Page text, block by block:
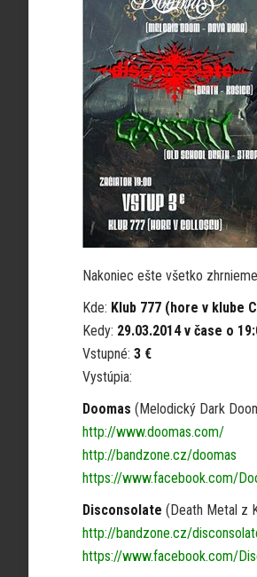
Nakoniec ešte všetko
Kde: Klub 777 (hore v klube
Kedy: 29.03.2014 v čase o
Vstupné: 3 €
Vystúpia:
Doomas (Melodický Dark
http://www.doomas.com/
http://bandzone.cz/doomas
https://www.facebook.com/
Disconsolate (Death Metal z
http://bandzone.cz/
https://www.facebook.com/